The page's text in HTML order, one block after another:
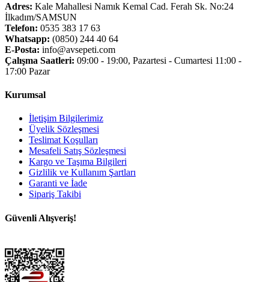
Adres: Kale Mahallesi Namık Kemal Cad. Ferah Sk. No:24
İlkadım/SAMSUN
Telefon: 0535 383 17 63
Whatsapp: (0850) 244 40 64
E-Posta: info@avsepeti.com
Çalışma Saatleri: 09:00 - 19:00, Pazartesi - Cumartesi 11:00 -
17:00 Pazar
Kurumsal
İletişim Bilgilerimiz
Üyelik Sözleşmesi
Teslimat Koşulları
Mesafeli Satış Sözleşmesi
Kargo ve Taşıma Bilgileri
Gizlilik ve Kullanım Şartları
Garanti ve İade
Sipariş Takibi
Güvenli Alışveriş!